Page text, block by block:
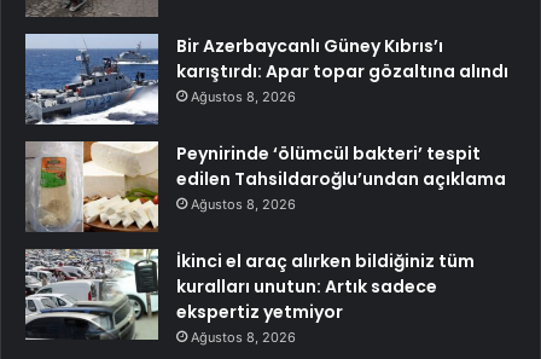
Bir Azerbaycanlı Güney Kıbrıs’ı
karıştırdı: Apar topar gözaltına alındı
Ağustos 8, 2026
Peynirinde ‘ölümcül bakteri’ tespit
edilen Tahsildaroğlu’undan açıklama
Ağustos 8, 2026
İkinci el araç alırken bildiğiniz tüm
kuralları unutun: Artık sadece
ekspertiz yetmiyor
Ağustos 8, 2026